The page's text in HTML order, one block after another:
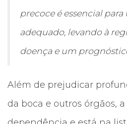
precoce é essencial
adequado, levando à
doença e um
Além de prejudicar
da boca e outros órgãos,